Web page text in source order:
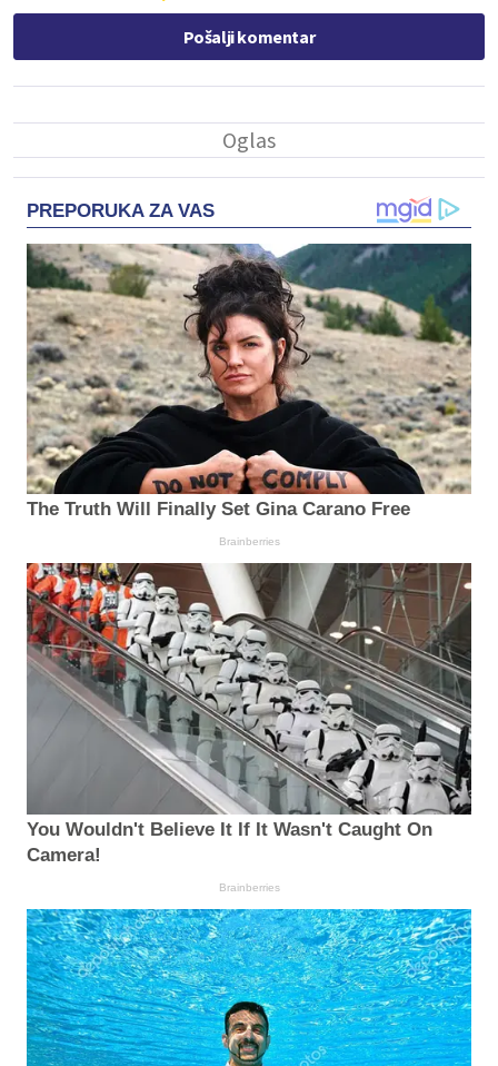
Pošalji komentar
PREPORUKA ZA VAS
The Truth Will Finally Set Gina Carano Free
Brainberries
You Wouldn't Believe It If It Wasn't Caught On
Camera!
Brainberries